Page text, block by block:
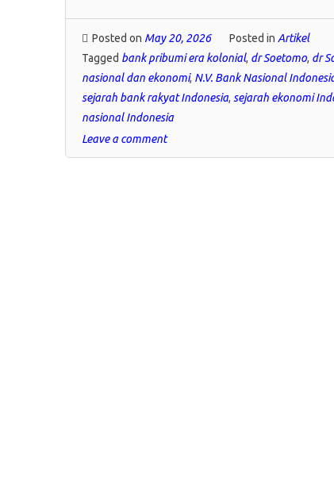
Posted on May 20, 2026 Posted in Artikel
Tagged bank pribumi era kolonial, dr Soetomo, dr
nasional dan ekonomi, N.V. Bank Nasional
sejarah bank rakyat Indonesia, sejarah ekonomi
nasional Indonesia
Leave a comment